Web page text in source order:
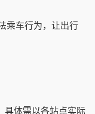
乘车行为，让出行
具体需以各站点实际